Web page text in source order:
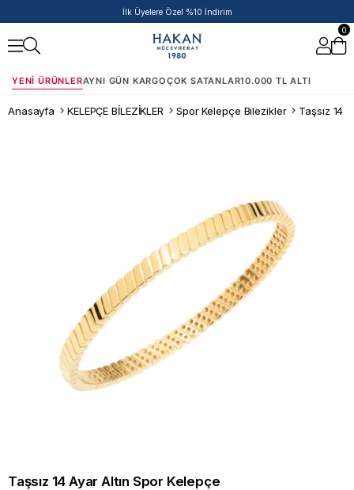
İlk Üyelere Özel %10 İndirim
0
YENI ÜRÜNLERAYNI GÜN KARGOÇOK SATANLAR10.000 TL ALTI
Anasayfa KELEPÇE BİLEZİKLER Spor Kelepçe Bilezikler Taşsız 14
Taşsız 14 Ayar Altın Spor Kelepçe